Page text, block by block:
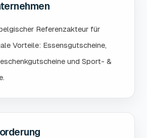
Referenzakteur für
Vorteile: Essensgutscheine,
und Sport- &